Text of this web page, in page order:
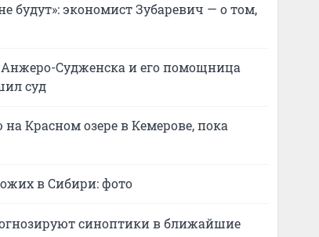
будут»: экономист Зубаревич — о том,
Судженска и его помощница
суд
Красном озере в Кемерове, пока
в Сибири: фото
синоптики в ближайшие